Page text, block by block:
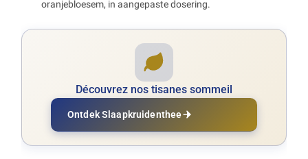
oranjebloesem, in aangepaste dosering.
Découvrez nos tisanes sommeil
Ontdek Slaapkruidenthee